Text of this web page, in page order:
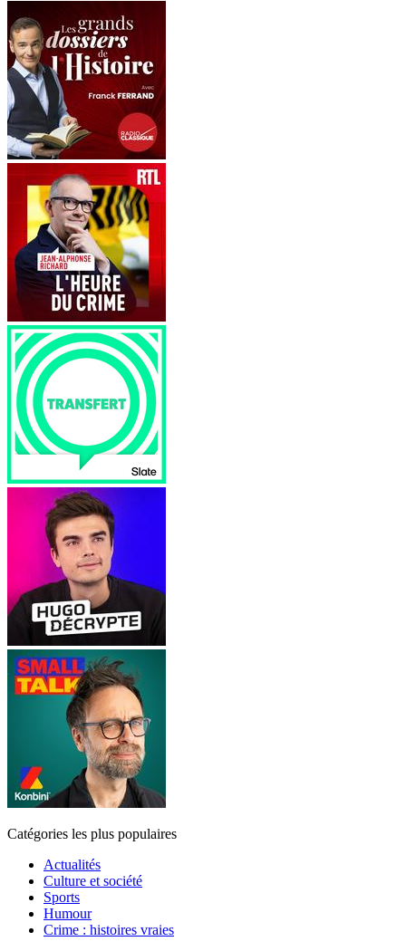
Catégories les plus populaires
Actualités
Culture et société
Sports
Humour
Crime : histoires vraies